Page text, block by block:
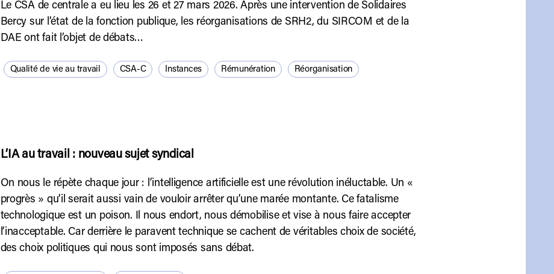
Le CSA de centrale a eu lieu les 26 et 27 mars 2026. Après une intervention de Solidaires
Bercy sur l’état de la fonction publique, les réorganisations de SRH2, du SIRCOM et de la
DAE ont fait l’objet de débats…
Qualité de vie au travail CSA-C Instances Rémunération Réorganisation
L’IA au travail : nouveau sujet syndical
On nous le répète chaque jour : l’intelligence artificielle est une révolution inéluctable. Un «
progrès » qu’il serait aussi vain de vouloir arrêter qu’une marée montante. Ce fatalisme
technologique est un poison. Il nous endort, nous démobilise et vise à nous faire accepter
l’inacceptable. Car derrière le paravent technique se cachent de véritables choix de société,
des choix politiques qui nous sont imposés sans débat.